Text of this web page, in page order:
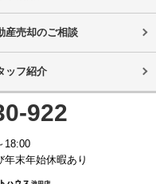
産売却のご相談
ッフ紹介
922
18:00
末年始休暇あり